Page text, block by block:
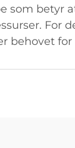
som betyr
For
behovet